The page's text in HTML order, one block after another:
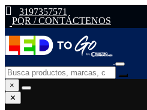
3197357571
PQR / CONTÁCTENOS
×
✕